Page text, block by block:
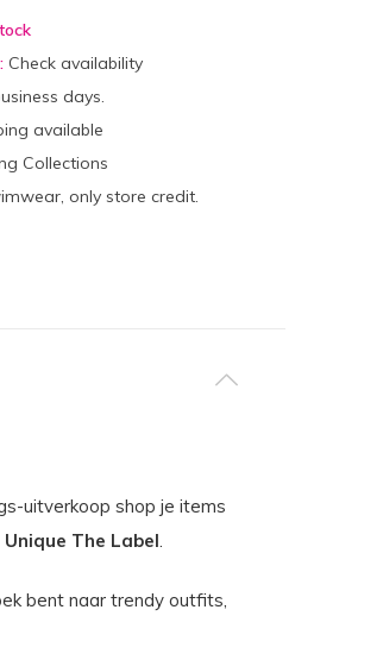
Check availability
days.
available
Collections
only store credit.
uitverkoop shop je items
The Label.
bent naar trendy outfits,